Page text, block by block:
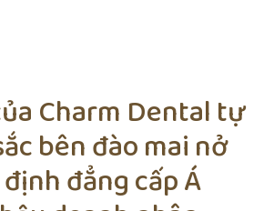
Charm Dental tự
bên đào mai nở
đẳng cấp Á